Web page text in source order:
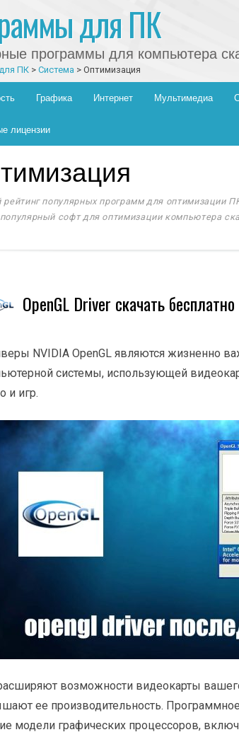
для ПК
программы для компьютера
ПК> Система > Оптимизация
менюГрафика Интернет Мультимедиа
лицензии
популярных программ для оптимизации
софт для оптимизации компьютера
OpenGL Driver скачать
NVIDIA OpenGL являются жизненно
системы, использующей
и игр.
возможности видеокарты
ее производительность.
модели графических процессоров,